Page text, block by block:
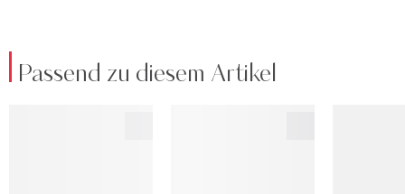
Passend zu diesem Artikel